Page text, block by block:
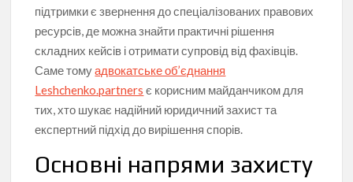
підтримки є звернення до спеціалізованих правових
ресурсів, де можна знайти практичні рішення
складних кейсів і отримати супровід від фахівців.
Саме томуадвокатське об’єднання
Leshchenko.partners є корисним майданчиком для
тих, хто шукає надійний юридичний захист та
експертний підхід до вирішення спорів.
Основні напрями захисту